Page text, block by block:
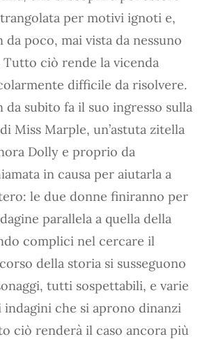
per motivi ignoti e,
poco, mai vista da nessuno
ciò rende la vicenda
difficile da risolvere.
da subito fa il suo ingresso sulla
Miss Marple, un’astuta zitella
Dolly e proprio da
in causa per aiutarla a
le due donne finiranno per
parallela a quella della
complici nel cercare il
della storia si susseguono
tutti sospettabili, e varie
indagini che si aprono dinanzi
ciò renderà il caso ancora più